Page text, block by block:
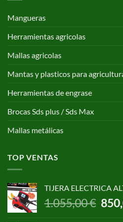
Mangueras
Herramientas agricolas
Mallas agricolas
Mantas y plasticos para
Herramientas de engrase
Brocas Sds plus / Sds Max
Mallas metálicas
TOP VENTAS
TIJERA ELECTRICA
1.055,00€ El
precio